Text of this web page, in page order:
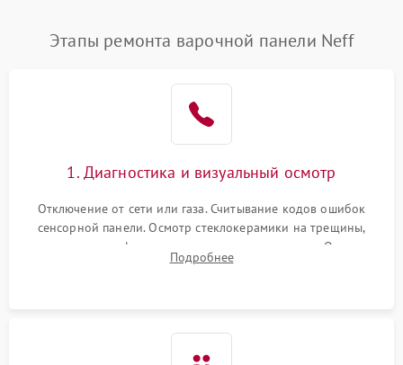
Этапы ремонта варочной панели Neff
1. Диагностика и визуальный осмотр
Отключение от сети или газа. Считывание кодов ошибок
сенсорной панели. Осмотр стеклокерамики на трещины,
проверка конфорок на равномерность нагрева. Опрос
клиента о симптомах (не включается, не видит посуду,
Подробнее